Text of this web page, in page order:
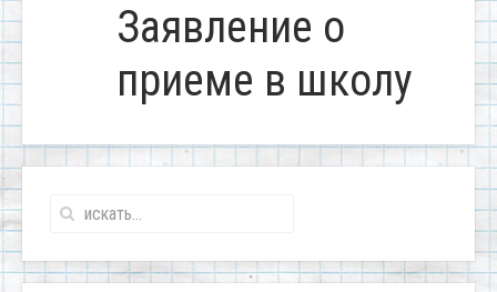
Заявление о
приеме в школу